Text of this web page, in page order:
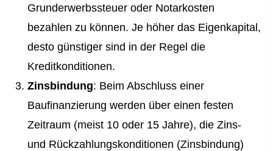
Grunderwerbssteuer oder Notarkosten
bezahlen zu können. Je höher das Eigenkapital,
desto günstiger sind in der Regel die
Kreditkonditionen.
Zinsbindung: Beim Abschluss einer
Baufinanzierung werden über einen festen
Zeitraum (meist 10 oder 15 Jahre), die Zins-
und Rückzahlungskonditionen (Zinsbindung)